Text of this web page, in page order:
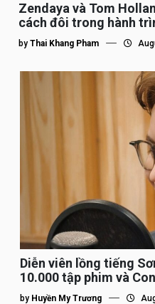
Zendaya và Tom
cách đôi trong hành
by Thai Khang Pham
Diễn viên lồng tiếng
10.000 tập phim và
nhất”
by Huyền My Trương